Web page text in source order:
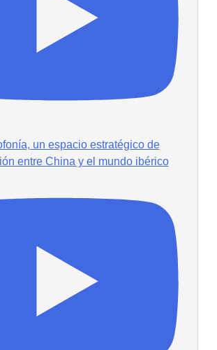
un espacio estratégico de
entre China y el mundo ibérico